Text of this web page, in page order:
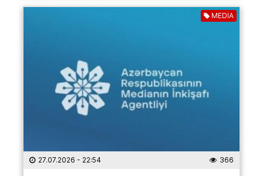
MEDİA
27.07.2026 - 22:54 366